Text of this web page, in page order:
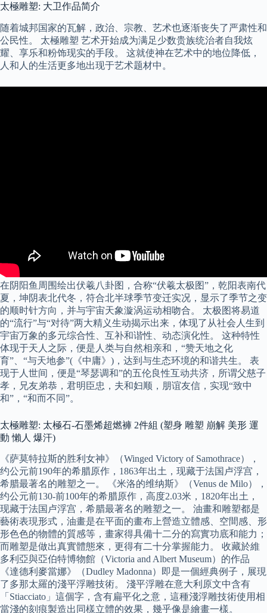
太極雕塑: 大卫作品简介
随着城邦国家的瓦解，政治、宗教、艺术也逐渐丧失了严肃性和
公民性。 太極雕塑 艺术开始成为满足少数贵族统治者自我炫
耀、享乐和粉饰现实的手段。 这就使神在艺术中的地位降低，
人和人的生活更多地出现于艺术题材中。
在阴阳鱼周围绘出伏羲八卦图，合称“伏羲太极图”，乾阳表南代
夏，坤阴表北代冬，符合北半球季节变迁实况，显示了季节之变
的顺时针方向，并与宇宙天象漩涡运动相吻合。 太极图将易道
的“流行”与“对待”两大精义生动揭示出来，体现了从社会人生到
宇宙万象的多元综合性、互补和谐性、动态演化性。 这种特性
体现于天人之际，便是人类与自然相亲和，“赞天地之化
育”、“与天地参”(《中庸》)，达到与生态环境的和谐共生。 表
现于人世间，便是“琴瑟调和”的五伦良性互动共济，所谓父慈子
孝，兄友弟恭，君明臣忠，夫和妇顺，朋谊友信，实现“致中
和”，“和而不同”。
太極雕塑: 太極石-石墨烯超燃褲 2件組 (塑身 雕塑 崩解 美形 運
動 懶人 爆汗)
《萨莫特拉斯的胜利女神》（Winged Victory of Samothrace），
约公元前190年的希腊原作，1863年出土，现藏于法国卢浮宫，
希腊最著名的雕塑之一。 《米洛的维纳斯》（Venus de Milo），
约公元前130-前100年的希腊原作，高度2.03米，1820年出土，
现藏于法国卢浮宫，希腊最著名的雕塑之一。 油畫和雕塑都是
藝術表現形式，油畫是在平面的畫布上營造立體感、空間感、形
形色色的物體的質感等，畫家得具備十二分的寫實功底和能力；
而雕塑是做出真實體態來，更得有二十分掌握能力。 收藏於維
多利亞與亞伯特博物館（Victoria and Albert Museum）的作品
《達德利麥當娜》（Dudley Madonna）即是一個經典例子，展現
了多那太羅的淺平浮雕技術。 淺平浮雕在意大利原文中含有
「Stiacciato」這個字，含有扁平化之意，這種淺浮雕技術使用相
當淺的刻痕製造出同樣立體的效果，幾乎像是繪畫一樣。